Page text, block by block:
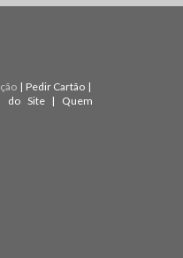
| Pedir Cartão |
do Site| Quem